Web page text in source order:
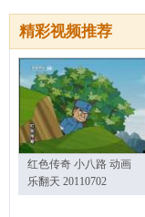
精彩视频推荐
红色传奇 小八路 动画
乐翻天 20110702